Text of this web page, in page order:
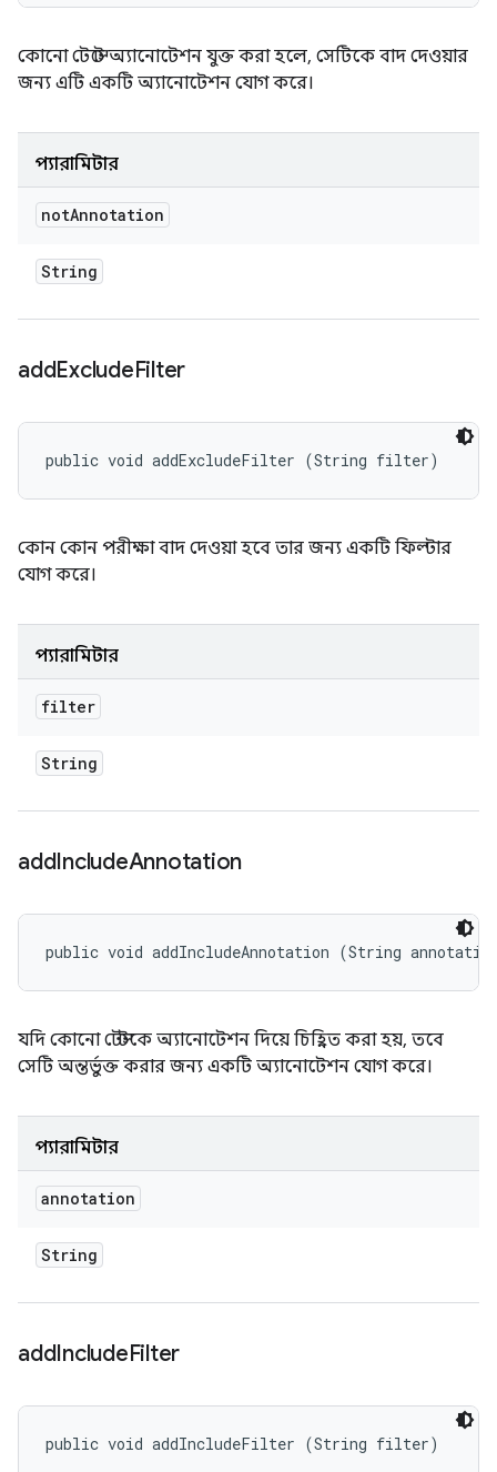
কোনো টেস্টে অ্যানোটেশন যুক্ত করা হলে, সেটিকে বাদ দেওয়ার
জন্য এটি একটি অ্যানোটেশন যোগ করে।
প্যারামিটার
notAnnotation
String
addExcludeFilter
public void addExcludeFilter (String filter)
কোন কোন পরীক্ষা বাদ দেওয়া হবে তার জন্য একটি ফিল্টার
যোগ করে।
প্যারামিটার
filter
String
addIncludeAnnotation
public void addIncludeAnnotation (String
যদি কোনো টেস্টকে অ্যানোটেশন দিয়ে চিহ্নিত করা হয়, তবে
সেটি অন্তর্ভুক্ত করার জন্য একটি অ্যানোটেশন যোগ করে।
প্যারামিটার
annotation
String
addIncludeFilter
public void addIncludeFilter (String filter)